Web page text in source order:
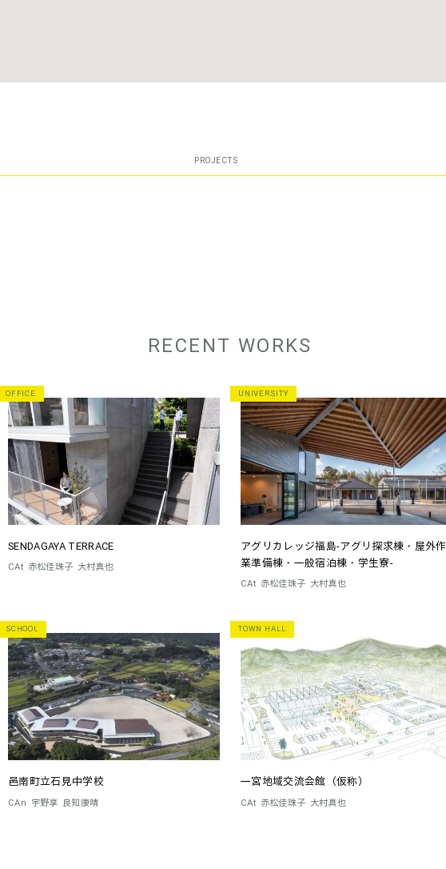
PROJECTS
RECENT WORKS
OFFICE
SENDAGAYA TERRACE
CAt 赤松佳珠子 大村真也
UNIVERSITY
アグリカレッジ福島-アグリ探求棟・屋外作
業準備棟・一般宿泊棟・学生寮-
CAt 赤松佳珠子 大村真也
SCHOOL
邑南町立石見中学校
CAn 宇野享 良知康晴
TOWN HALL
一宮地域交流会館（仮称）
CAt 赤松佳珠子 大村真也